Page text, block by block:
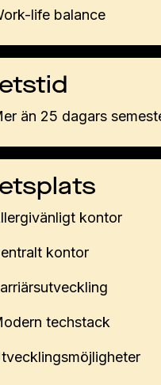
life balance
än 25 dagars
kontor
kontor
techstack